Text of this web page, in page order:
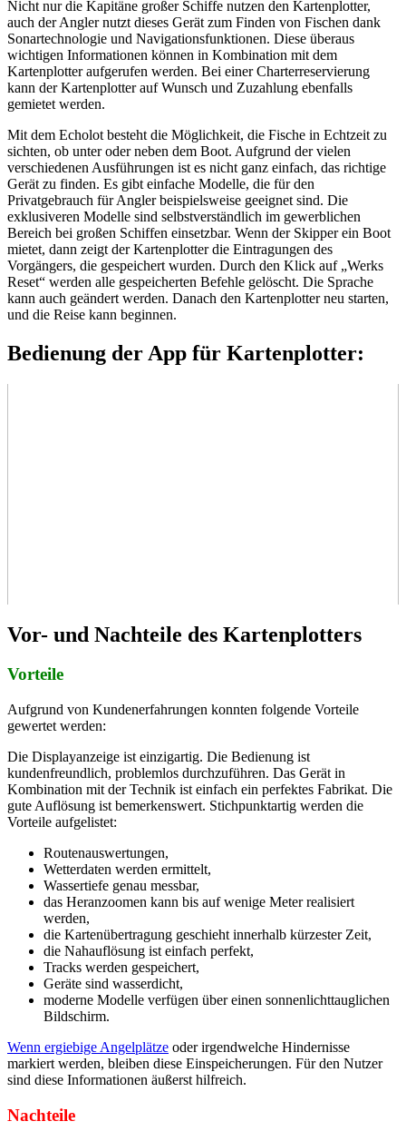
Nicht nur die Kapitäne großer Schiffe nutzen den Kartenplotter,
auch der Angler nutzt dieses Gerät zum Finden von Fischen dank
Sonartechnologie und Navigationsfunktionen. Diese überaus
wichtigen Informationen können in Kombination mit dem
Kartenplotter aufgerufen werden. Bei einer Charterreservierung
kann der Kartenplotter auf Wunsch und Zuzahlung ebenfalls
gemietet werden.
Mit dem Echolot besteht die Möglichkeit, die Fische in Echtzeit zu
sichten, ob unter oder neben dem Boot. Aufgrund der vielen
verschiedenen Ausführungen ist es nicht ganz einfach, das richtige
Gerät zu finden. Es gibt einfache Modelle, die für den
Privatgebrauch für Angler beispielsweise geeignet sind. Die
exklusiveren Modelle sind selbstverständlich im gewerblichen
Bereich bei großen Schiffen einsetzbar. Wenn der Skipper ein Boot
mietet, dann zeigt der Kartenplotter die Eintragungen des
Vorgängers, die gespeichert wurden. Durch den Klick auf „Werks
Reset“ werden alle gespeicherten Befehle gelöscht. Die Sprache
kann auch geändert werden. Danach den Kartenplotter neu starten,
und die Reise kann beginnen.
Bedienung der App für Kartenplotter:
Vor- und Nachteile des Kartenplotters
Vorteile
Aufgrund von Kundenerfahrungen konnten folgende Vorteile
gewertet werden:
Die Displayanzeige ist einzigartig. Die Bedienung ist
kundenfreundlich, problemlos durchzuführen. Das Gerät in
Kombination mit der Technik ist einfach ein perfektes Fabrikat. Die
gute Auflösung ist bemerkenswert. Stichpunktartig werden die
Vorteile aufgelistet:
Routenauswertungen,
Wetterdaten werden ermittelt,
Wassertiefe genau messbar,
das Heranzoomen kann bis auf wenige Meter realisiert
werden,
die Kartenübertragung geschieht innerhalb kürzester Zeit,
die Nahauflösung ist einfach perfekt,
Tracks werden gespeichert,
Geräte sind wasserdicht,
moderne Modelle verfügen über einen sonnenlichttauglichen
Bildschirm.
Wenn ergiebige Angelplätze oder irgendwelche Hindernisse
markiert werden, bleiben diese Einspeicherungen. Für den Nutzer
sind diese Informationen äußerst hilfreich.
Nachteile